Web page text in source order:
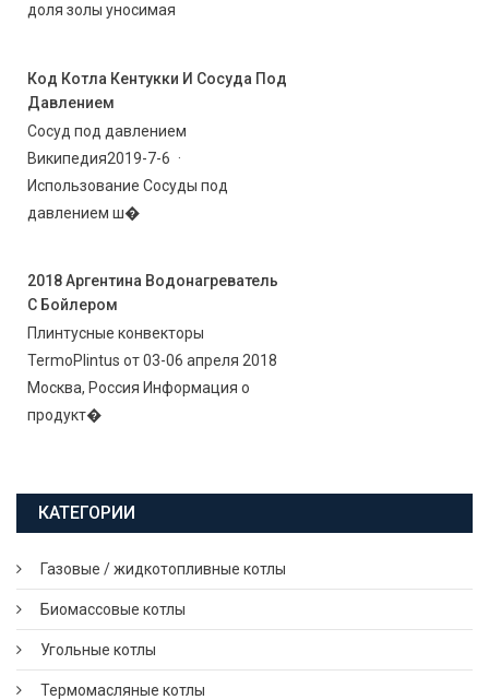
доля золы уносимая
Код Котла Кентукки И Сосуда Под
Давлением
Сосуд под давлением
Википедия2019-7-6 ·
Использование Сосуды под
давлением ш�
2018 Аргентина Водонагреватель
С Бойлером
Плинтусные конвекторы
TermoPlintus от 03-06 апреля 2018
Москва, Россия Информация о
продукт�
КАТЕГОРИИ
Газовые / жидкотопливные котлы
Биомассовые котлы
Угольные котлы
Термомасляные котлы